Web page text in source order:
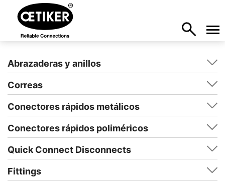
Abrazaderas y anillos
Correas
Conectores rápidos metálicos
Conectores rápidos poliméricos
Quick Connect Disconnects
Fittings